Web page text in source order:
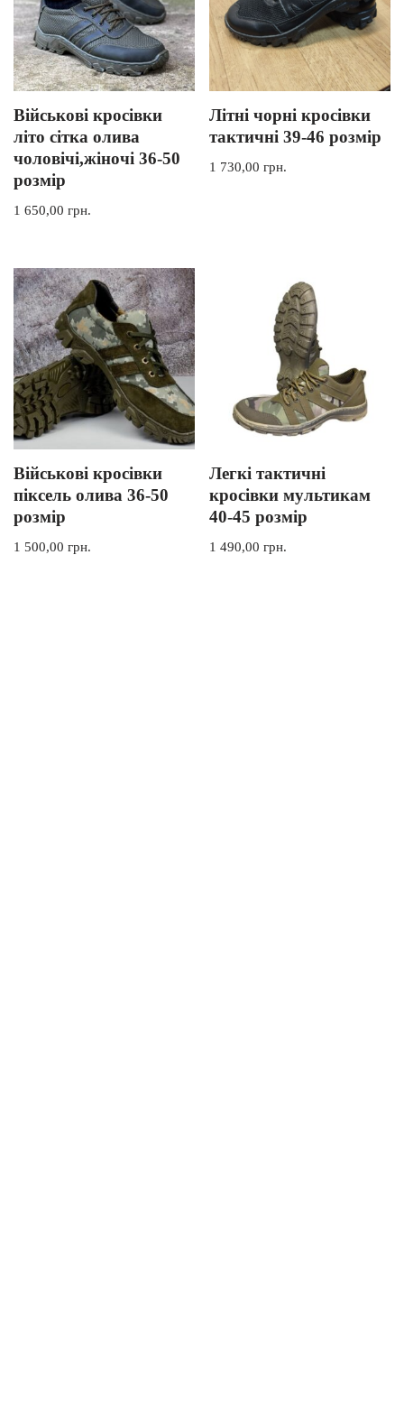
Військові кросівки
літо сітка олива
чоловічі,жіночі 36-50
розмір
1 650,00 грн.
Літні чорні кросівки
тактичні 39-46 розмір
1 730,00грн.
Військові кросівки
піксель олива 36-50
розмір
1 500,00 грн.
Легкі тактичні
кросівки мультикам
40-45 розмір
1 490,00грн.